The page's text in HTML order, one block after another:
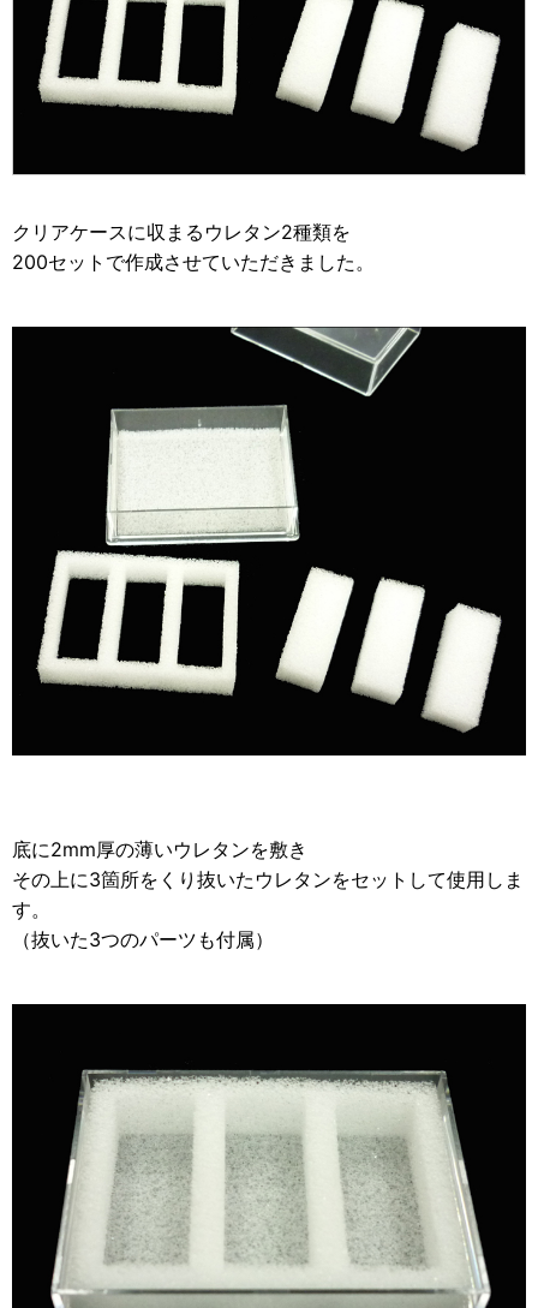
クリアケースに収まるウレタン2種類を
200セットで作成させていただきました。
底に2mm厚の薄いウレタンを敷き
その上に3箇所をくり抜いたウレタンをセットして使用しま
す。
（抜いた3つのパーツも付属）
瓶・缶・ボトル用
スポーツ・アウトドア・健康用
時計・宝飾品用
ホーム&キッチン用
食品・食材用
記録メディア用（USBほか）
産業・電化製品用
2017年
2016年
2012年